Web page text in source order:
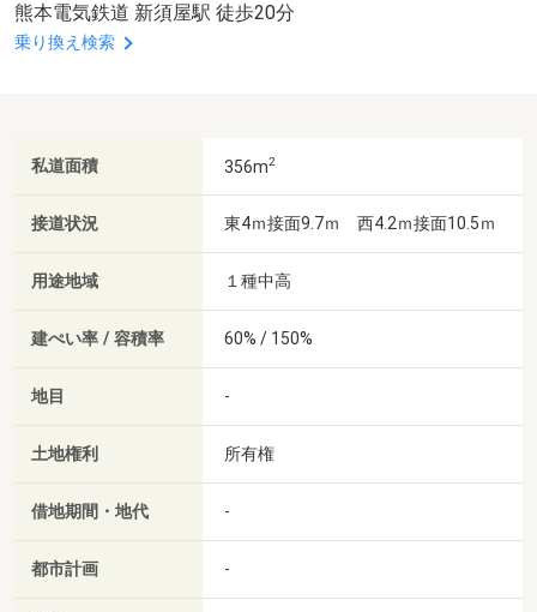
熊本電気鉄道 新須屋駅 徒歩20分
乗り換え検索
私道面積 356m2
接道状況 東4ｍ接面9.7ｍ 西4.2ｍ接面10.5ｍ
用途地域 １種中高
建ぺい率 / 容積率 60% / 150%
地目 -
土地権利 所有権
借地期間・地代 -
都市計画 -